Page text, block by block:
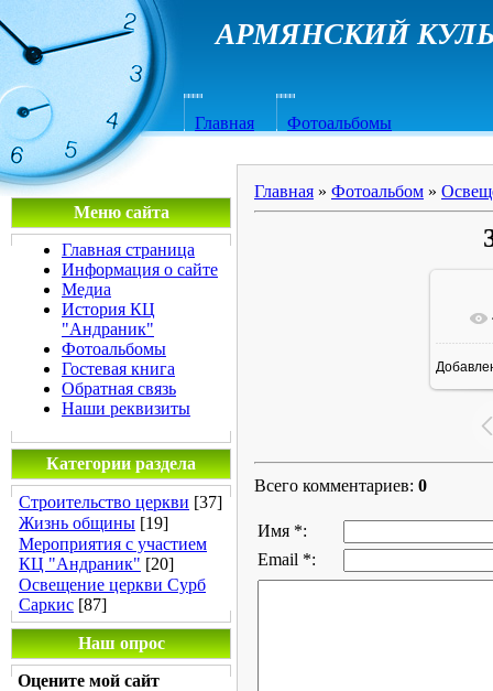
АРМЯНСКИЙ
Главная Фотоальбомы
Меню сайта
Главная страница
Информация о сайте
Медиа
История КЦ
"Андраник"
Фотоальбомы
Гостевая книга
Обратная связь
Наши реквизиты
Категории раздела
Строительство церкви [37]
Жизнь общины [19]
Мероприятия с участием
КЦ "Андраник" [20]
Освещение церкви Сурб
Саркис [87]
Наш опрос
Оцените мой сайт
Главная » Фотоальбом »
Всего комментариев: 0
Имя *:
Email *: